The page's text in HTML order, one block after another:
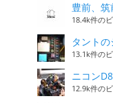
豊前、
18.4k件の
タント
13.1k件の
ニコン
12.9k件の